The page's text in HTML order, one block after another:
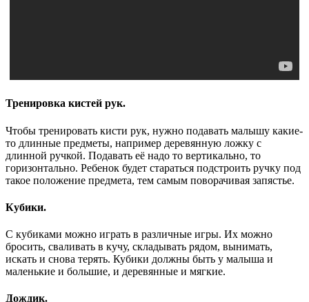
Тренировка кистей рук.
Чтобы тренировать кисти рук, нужно подавать малышу какие-
то длинные предметы, например деревянную ложку с
длинной ручкой. Подавать её надо то вертикально, то
горизонтально. Ребенок будет стараться подстроить ручку под
такое положение предмета, тем самым поворачивая запястье.
Кубики.
С кубиками можно играть в различные игры. Их можно
бросить, сваливать в кучу, складывать рядом, вынимать,
искать и снова терять. Кубики должны быть у малыша и
маленькие и большие, и деревянные и мягкие.
Дождик.